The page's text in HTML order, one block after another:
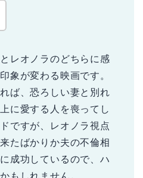
レオノラのどちらに感
象が変わる映画です。
ば、恐ろしい妻と別れ
に愛する人を喪ってし
ですが、レオノラ視点
たばかりか夫の不倫相
成功しているので、ハ